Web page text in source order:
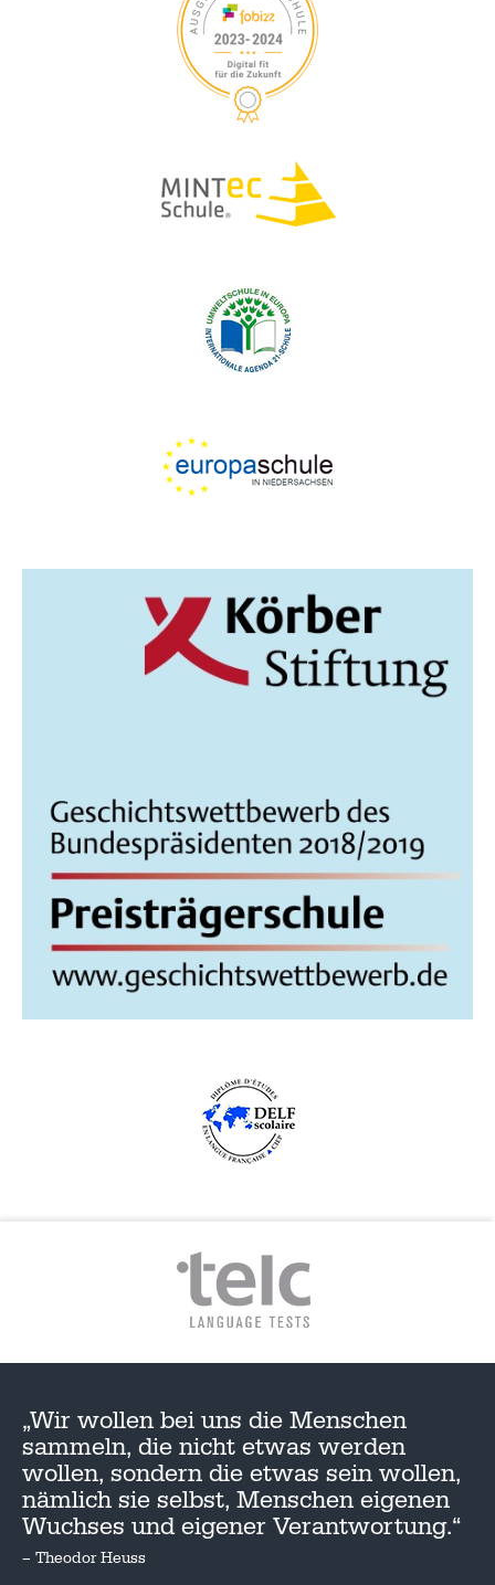
„Wir wollen bei uns die Menschen
sammeln, die nicht etwas werden
wollen, sondern die etwas sein wollen,
nämlich sie selbst, Menschen eigenen
Wuchses und eigener Verantwortung.“
– Theodor Heuss